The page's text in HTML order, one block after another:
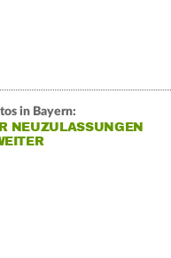
in Bayern:
NEUZULASSUNGEN